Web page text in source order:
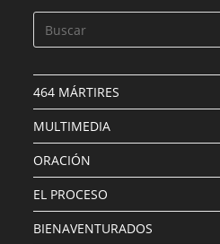
464 MÁRTIRES
MULTIMEDIA
ORACIÓN
EL PROCESO
BIENAVENTURADOS